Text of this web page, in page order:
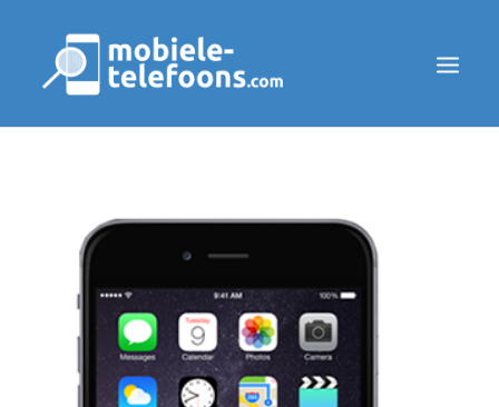
BLOG
COOKIEBELEID
DISCLAIMER
PRIVACY POLICY